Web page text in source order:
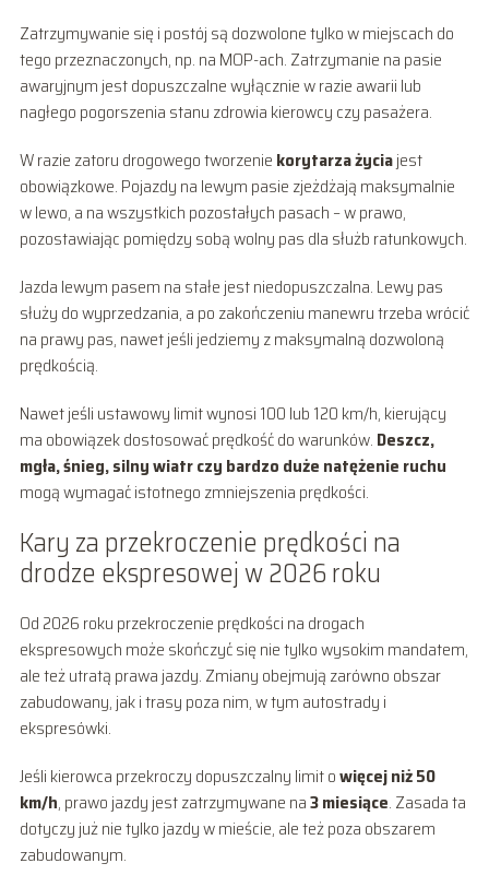
Zatrzymywanie się i postój są dozwolone tylko w miejscach do
tego przeznaczonych, np. na MOP-ach. Zatrzymanie na pasie
awaryjnym jest dopuszczalne wyłącznie w razie awarii lub
nagłego pogorszenia stanu zdrowia kierowcy czy pasażera.
W razie zatoru drogowego tworzenie korytarza życiajest
obowiązkowe. Pojazdy na lewym pasie zjeżdżają maksymalnie
w lewo, a na wszystkich pozostałych pasach – w prawo,
pozostawiając pomiędzy sobą wolny pas dla służb ratunkowych.
Jazda lewym pasem na stałe jest niedopuszczalna. Lewy pas
służy do wyprzedzania, a po zakończeniu manewru trzeba wrócić
na prawy pas, nawet jeśli jedziemy z maksymalną dozwoloną
prędkością.
Nawet jeśli ustawowy limit wynosi 100 lub 120 km/h, kierujący
ma obowiązek dostosować prędkość do warunków. Deszcz,
mgła, śnieg, silny wiatr czy bardzo duże natężenie ruchu
mogą wymagać istotnego zmniejszenia prędkości.
Kary za przekroczenie prędkości na
drodze ekspresowej w 2026 roku
Od 2026 roku przekroczenie prędkości na drogach
ekspresowych może skończyć się nie tylko wysokim mandatem,
ale też utratą prawa jazdy. Zmiany obejmują zarówno obszar
zabudowany, jak i trasy poza nim, w tym autostrady i
ekspresówki.
Jeśli kierowca przekroczy dopuszczalny limit owięcej niż 50
km/h, prawo jazdy jest zatrzymywane na3 miesiące. Zasada ta
dotyczy już nie tylko jazdy w mieście, ale też poza obszarem
zabudowanym.